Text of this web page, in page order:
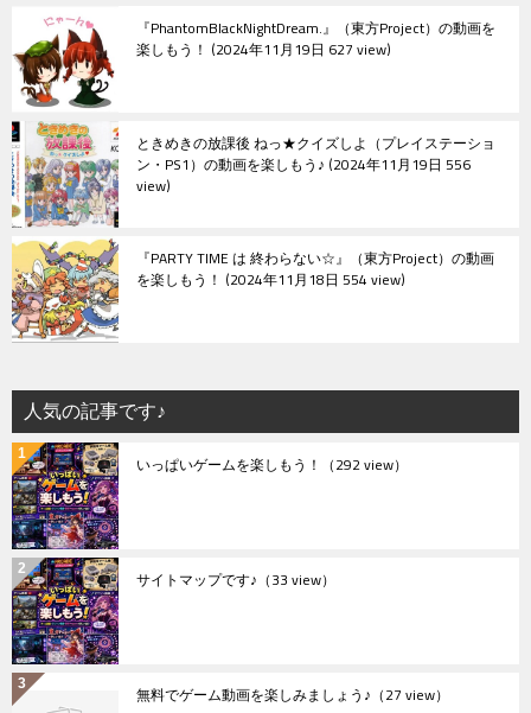
『PhantomBlackNightDream.』（東方Project）の動画を
楽しもう！ 2024年11月19日 627 view
ときめきの放課後 ねっ★クイズしよ（プレイステーショ
ン・PS1）の動画を楽しもう♪ 2024年11月19日 556
view
『PARTY TIME は 終わらない☆』（東方Project）の動画
を楽しもう！ 2024年11月18日 554 view
人気の記事です♪
いっぱいゲームを楽しもう！ （292 view）
サイトマップです♪ （33 view）
無料でゲーム動画を楽しみましょう♪ （27 view）